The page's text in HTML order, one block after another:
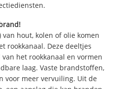
hout, kolen of olie komen
rookkanaal. Deze deeltjes
het rookkanaal en vormen
laag. Vaste brandstoffen,
voor meer vervuiling. Uit de